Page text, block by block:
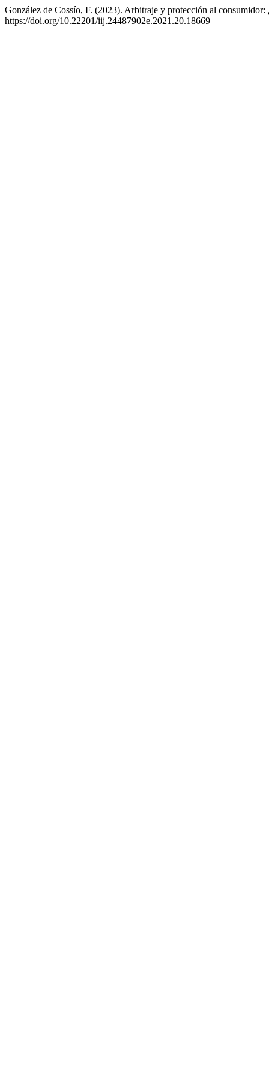
González de Cossío, F. (2023). Arbitraje y protección al
https://doi.org/10.22201/iij.24487902e.2021.20.18669